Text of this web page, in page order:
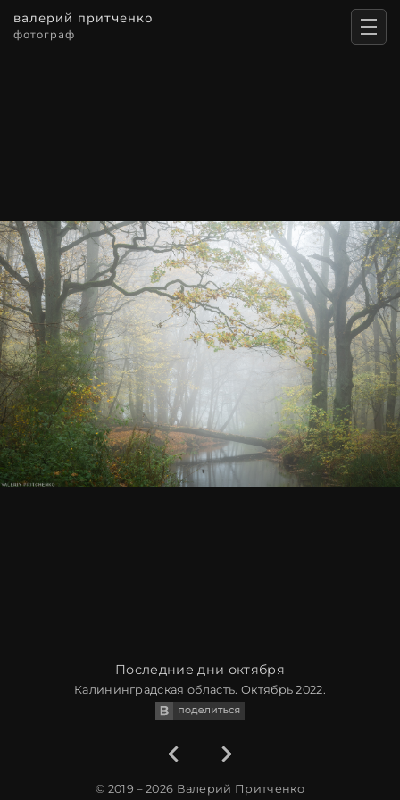
валерий притченко
фотограф
Последние дни октября
Калининградская область. Октябрь 2022.
© 2019 – 2026 Валерий Притченко